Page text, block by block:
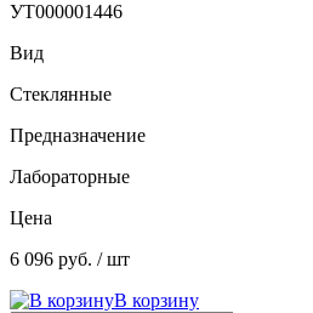
УТ000001446
Вид
Стеклянные
Предназначение
Лабораторные
Цена
6 096 руб. / шт
В корзину